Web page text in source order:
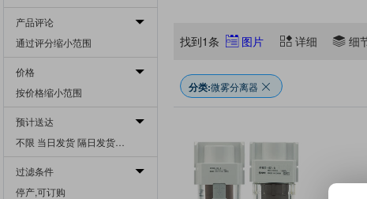
产品评论
通过评分缩小范围
价格
按价格缩小范围
预计送达
过滤条件
停产,可订购
找到1条 图片 详细 细
分类:微雾分离器